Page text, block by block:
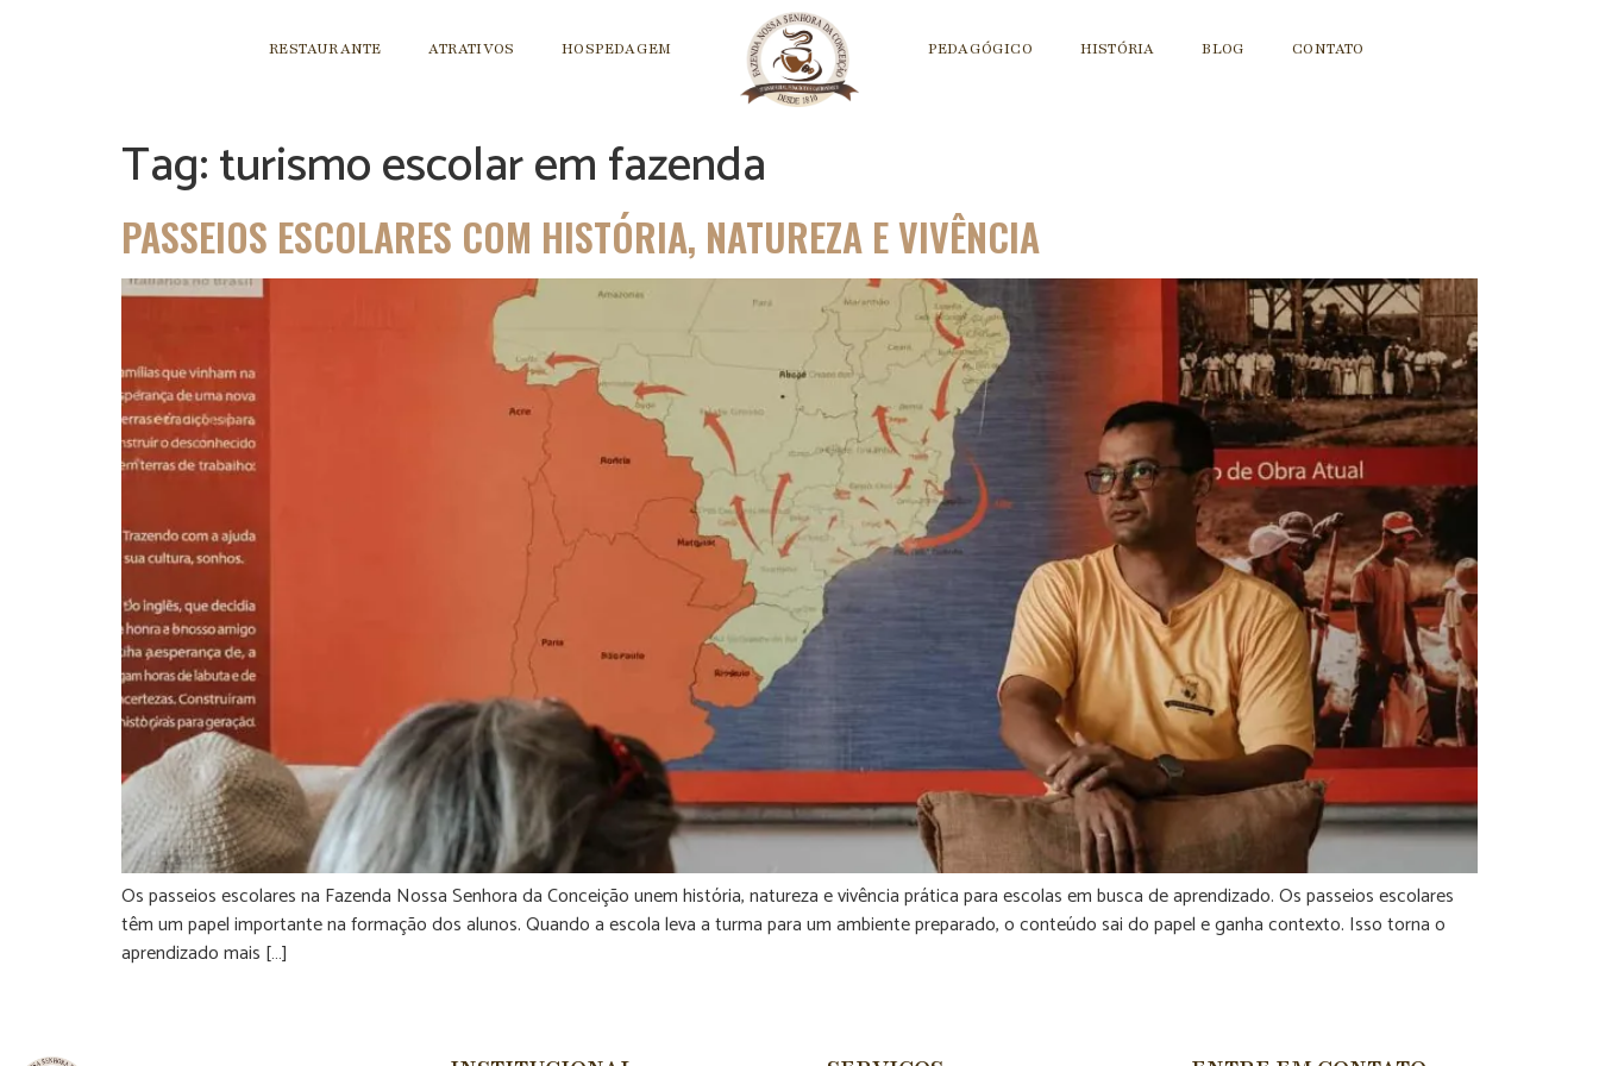
RESTAURANTE ATRATIVOS HOSPEDAGEM PEDAGÓGICO HISTÓRIA BLOG CONTATO
Tag:turismo escolar em fazenda
PASSEIOS ESCOLARES COM HISTÓRIA, NATUREZA E VIVÊNCIA
Os passeios escolares na Fazenda Nossa Senhora da Conceição unem história, natureza e vivência prática para escolas em busca de aprendizado. Os passeios escolares
têm um papel importante na formação dos alunos. Quando a escola leva a turma para um ambiente preparado, o conteúdo sai do papel e ganha contexto. Isso torna o
aprendizado mais […]